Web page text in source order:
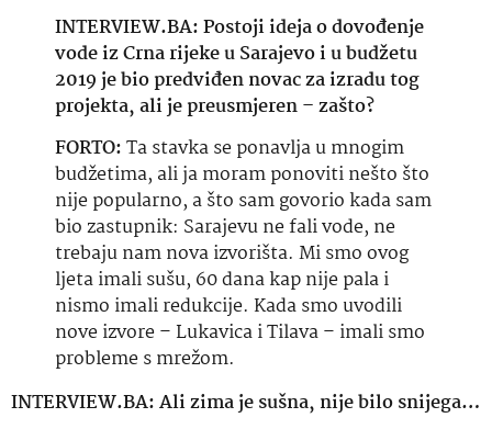
INTERVIEW.BA: Postoji ideja o dovođenje
vode iz Crna rijeke u Sarajevo i u budžetu
2019 je bio predviđen novac za izradu tog
projekta, ali je preusmjeren – zašto?
FORTO:Ta stavka se ponavlja u mnogim
budžetima, ali ja moram ponoviti nešto što
nije popularno, a što sam govorio kada sam
bio zastupnik: Sarajevu ne fali vode, ne
trebaju nam nova izvorišta. Mi smo ovog
ljeta imali sušu, 60 dana kap nije pala i
nismo imali redukcije. Kada smo uvodili
nove izvore – Lukavica i Tilava – imali smo
probleme s mrežom.
INTERVIEW.BA: Ali zima je sušna, nije bilo snijega…